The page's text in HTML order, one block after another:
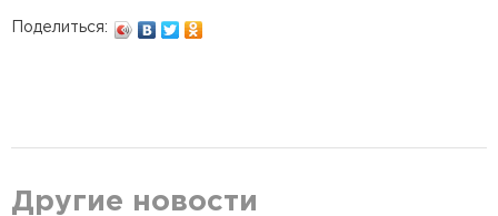
Поделиться:
Другие новости